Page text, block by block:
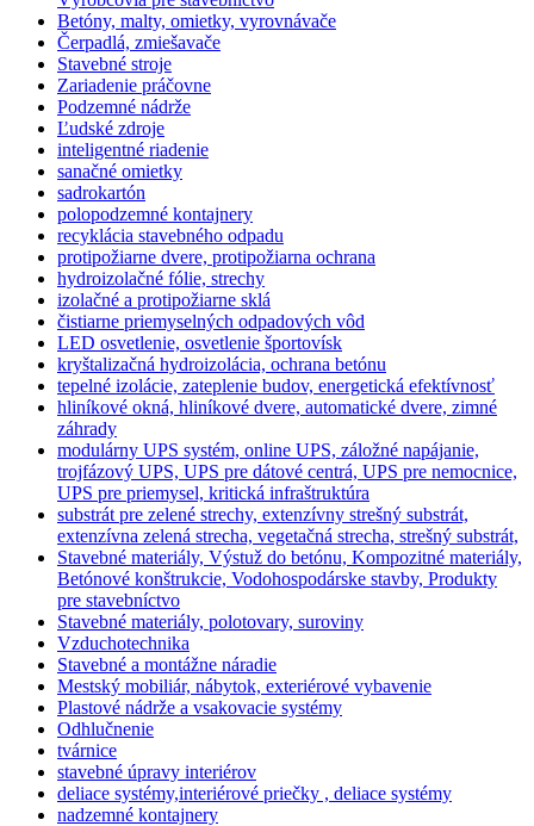
Betóny, malty, omietky, vyrovnávače
Čerpadlá, zmiešavače
Stavebné stroje
Zariadenie práčovne
Podzemné nádrže
Ľudské zdroje
inteligentné riadenie
sanačné omietky
sadrokartón
polopodzemné kontajnery
recyklácia stavebného odpadu
protipožiarne dvere, protipožiarna ochrana
hydroizolačné fólie, strechy
izolačné a protipožiarne sklá
čistiarne priemyselných odpadových vôd
LED osvetlenie, osvetlenie športovísk
kryštalizačná hydroizolácia, ochrana betónu
tepelné izolácie, zateplenie budov, energetická efektívnosť
hliníkové okná, hliníkové dvere, automatické dvere, zimné
záhrady
modulárny UPS systém, online UPS, záložné napájanie,
trojfázový UPS, UPS pre dátové centrá, UPS pre nemocnice,
UPS pre priemysel, kritická infraštruktúra
substrát pre zelené strechy, extenzívny strešný substrát,
extenzívna zelená strecha, vegetačná strecha, strešný substrát,
Stavebné materiály, Výstuž do betónu, Kompozitné materiály,
Betónové konštrukcie, Vodohospodárske stavby, Produkty
pre stavebníctvo
Stavebné materiály, polotovary, suroviny
Vzduchotechnika
Stavebné a montážne náradie
Mestský mobiliár, nábytok, exteriérové vybavenie
Plastové nádrže a vsakovacie systémy
Odhlučnenie
tvárnice
stavebné úpravy interiérov
deliace systémy,interiérové priečky , deliace systémy
nadzemné kontajnery